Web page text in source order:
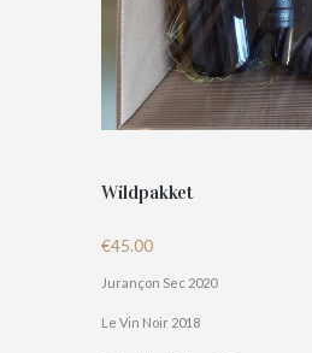
Wildpakket
€45.00
Jurançon Sec 2020
Le Vin Noir 2018